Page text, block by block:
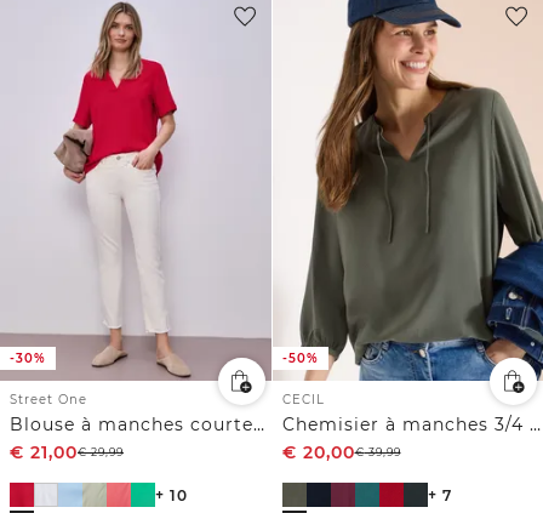
-30%
Street One
Blouse à manches courtes avec turn-up
€ 21,00€29,99
+ 10
-50%
CECIL
Chemisier à manches 3/4 avec col fendu
€ 20,00€39,99
+ 7